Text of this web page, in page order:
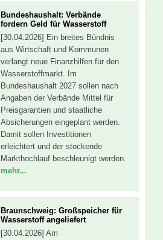
Bundeshaushalt: Verbände
fordern Geld für Wasserstoff
[30.04.2026] Ein breites Bündnis
aus Wirtschaft und Kommunen
verlangt neue Finanzhilfen für den
Wasserstoffmarkt. Im
Bundeshaushalt 2027 sollen nach
Angaben der Verbände Mittel für
Preisgarantien und staatliche
Absicherungen eingeplant werden.
Damit sollen Investitionen
erleichtert und der stockende
Markthochlauf beschleunigt werden.
mehr...
Braunschweig: Großspeicher für
Wasserstoff angeliefert
[30.04.2026] Am